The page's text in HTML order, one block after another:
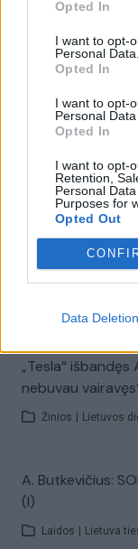
Opted In
I want to opt-
Personal Data.
Opted In
I want to opt-
Personal
Opted In
I want to opt-
Retention,
Personal
Purposes for
Opted Out
Data Deletion
karinę misiją
Žinios | Pasaulis
Lietuva siunčia
migrantus
Žinios | Lietuvos
Sutarė, kad
eurais
„Tesla“ išbandęs
nebuvau
Žinios Lietuvos
A. Butkevičius:
(I)
Laidos Lietuva